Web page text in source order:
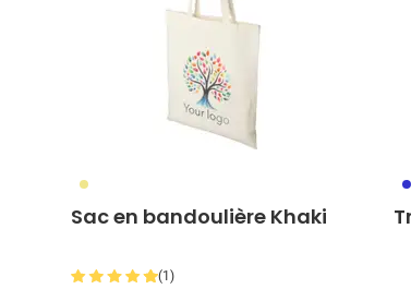
013
Sac en bandoulière Khaki
(1)
023